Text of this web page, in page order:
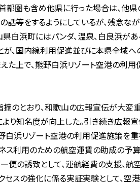
も含め他県に行った場合は、他県の
をするようにしているが、残念なが
にはパンダ、温泉、白良浜がある
国内線利用促進並びに本県全域へ
、熊野白浜リゾート空港の利用促
り、和歌山の広報宣伝が大変重要
名度が向上した。引き続き広報宣
ゾート空港の利用促進施策を重視
用のための航空運賃の助成の予算
致として、運航経費の支援、航空
強化に係る実証実験として、空港